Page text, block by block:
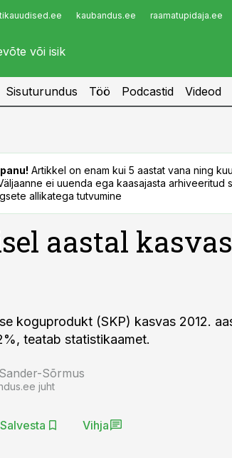
kaubandus.ee raamatupidaja.ee
Infopank
Sisuturundus Töö Podcastid Videod
Artikkel on enam kui 5 aastat vana ning
ei uuenda ega kaasajasta arhiveeritud
allikatega tutvumine
aastal
koguprodukt (SKP) kasvas 2012.
teatab statistikaamet.
Sõrmus
juht
Salvesta Vihja